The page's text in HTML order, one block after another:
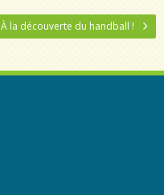
À la découverte du handball !